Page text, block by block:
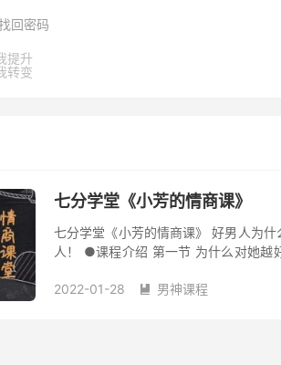
提升
转变
回密码
七分学堂《小芳的情商课》
七分学堂《小芳的情商课》 好男人为
人！ ●课程介绍 第一节 为什么对她越
2022-01-28
 男神课程